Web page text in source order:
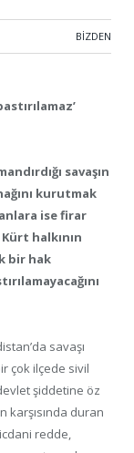
BIZDEN
savaşın
kurutmak
ise firar
halkının
bir hak
savaşı
çok ilçede sivil
şiddetine öz
karşısında duran
redde,